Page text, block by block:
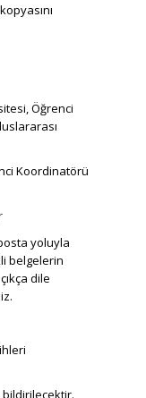
Öğrenci
Koordinatörü
yoluyla
belgelerin
dile